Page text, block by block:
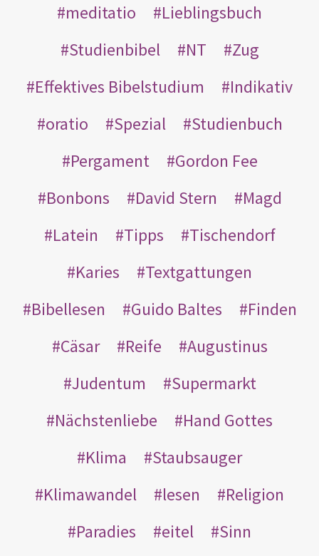
meditatio
Lieblingsbuch
Studienbibel
NT
Zug
Effektives Bibelstudium
Indikativ
oratio
Spezial
Studienbuch
Pergament
Gordon Fee
Bonbons
David Stern
Magd
Latein
Tipps
Tischendorf
Karies
Textgattungen
Bibellesen
Guido Baltes
Finden
Cäsar
Reife
Augustinus
Judentum
Supermarkt
Nächstenliebe
Hand Gottes
Klima
Staubsauger
Klimawandel
lesen
Religion
Paradies
eitel
Sinn